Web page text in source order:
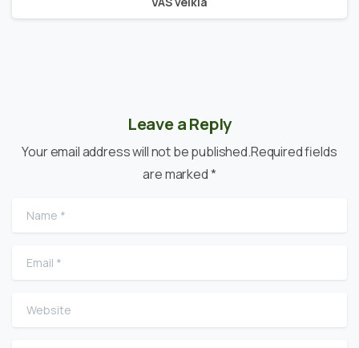
Leave a Reply
Your email address will not be published.Required fields
are marked *
Name
Email
Website